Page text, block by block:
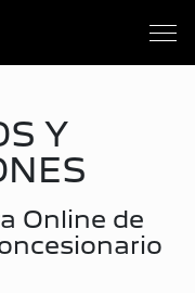
Y
Online de